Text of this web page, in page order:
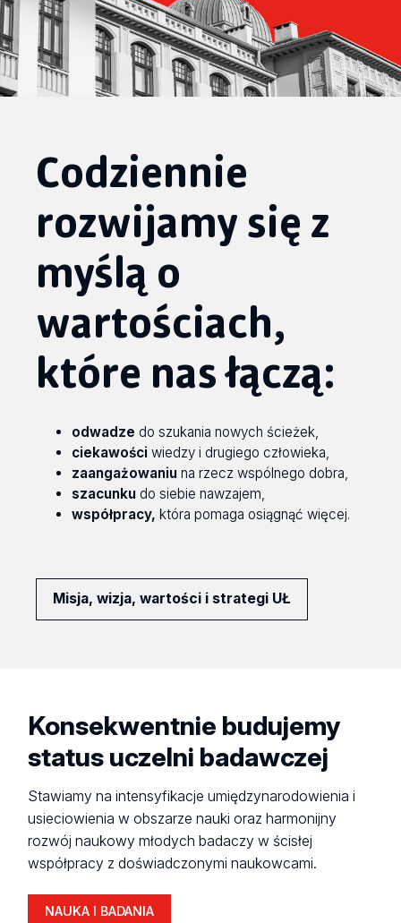
Codziennie
rozwijamy się z
myślą o
wartościach,
które nas łączą:
odwadze do szukania nowych ścieżek,
ciekawości wiedzy i drugiego człowieka,
zaangażowaniu na rzecz wspólnego dobra,
szacunku do siebie nawzajem,
współpracy, która pomaga osiągnąć więcej.
Misja, wizja, wartości i strategi UŁ
Konsekwentnie budujemy
status uczelni badawczej
Stawiamy na intensyfikacje umiędzynarodowienia i
usieciowienia w obszarze nauki oraz harmonijny
rozwój naukowy młodych badaczy w ścisłej
współpracy z doświadczonymi naukowcami.
NAUKA I BADANIA